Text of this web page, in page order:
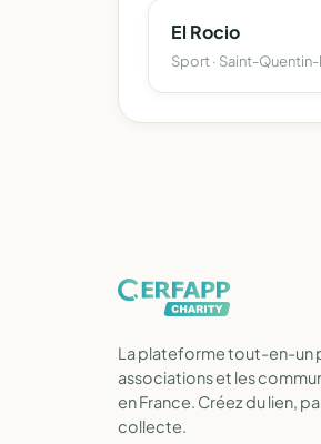
El Rocio
Sport · Saint-
La plateforme tout-en-un
associations et les
en France. Créez du lien,
collecte.